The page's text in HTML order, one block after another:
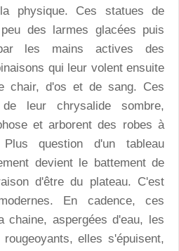
physique. Ces statues de
des larmes glacées puis
les mains actives des
qui leur volent ensuite
chair, d'os et de sang. Ces
leur chrysalide sombre,
et arborent des robes à
question d'un tableau
devient le battement de
d'être du plateau. C'est
En cadence, ces
chaine, aspergées d'eau, les
elles s'épuisent,